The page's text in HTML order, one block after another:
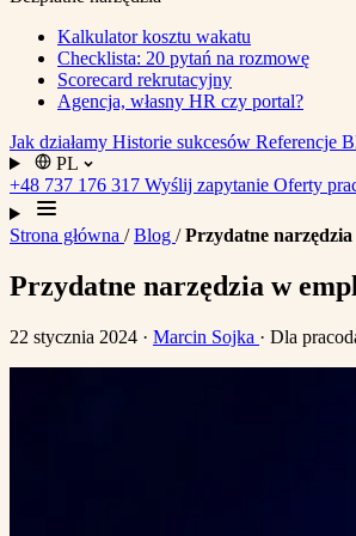
Kalkulator kosztu wakatu
Checklista: 20 pytań na rozmowę
Scorecard rekrutacyjny
Agencja, własny HR czy portal?
Jak działamy Historie sukcesów Referencje
PL
+48 737 176 317 Wyślij zapytanie Oferty
Strona główna /Blog /Przydatne
Przydatne narzędzia w
22 stycznia 2024 · Marcin Sojka · Dla